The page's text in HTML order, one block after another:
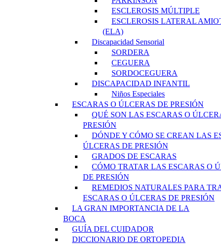
ESCLEROSIS MÚLTIPLE
ESCLEROSIS LATERAL
(ELA)
Discapacidad Sensorial
SORDERA
CEGUERA
SORDOCEGUERA
DISCAPACIDAD INFANTIL
Niños Especiales
ESCARAS O ÚLCERAS DE PRESIÓN
QUÉ SON LAS ESCARAS O
PRESIÓN
DÓNDE Y CÓMO SE CREAN LAS
ÚLCERAS DE PRESIÓN
GRADOS DE ESCARAS
CÓMO TRATAR LAS ESCARAS O
DE PRESIÓN
REMEDIOS NATURALES PARA
ESCARAS O ÚLCERAS DE PRESIÓN
LA GRAN IMPORTANCIA DE LA
BOCA
GUÍA DEL CUIDADOR
DICCIONARIO DE ORTOPEDIA